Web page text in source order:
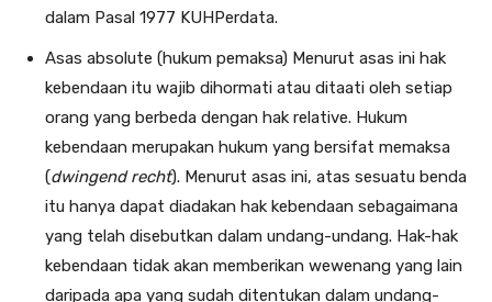
dalam Pasal 1977 KUHPerdata.
Asas absolute (hukum pemaksa) Menurut asas ini hak
kebendaan itu wajib dihormati atau ditaati oleh setiap
orang yang berbeda dengan hak relative. Hukum
kebendaan merupakan hukum yang bersifat memaksa
(dwingend recht). Menurut asas ini, atas sesuatu benda
itu hanya dapat diadakan hak kebendaan sebagaimana
yang telah disebutkan dalam undang-undang. Hak-hak
kebendaan tidak akan memberikan wewenang yang lain
daripada apa yang sudah ditentukan da­lam undang-